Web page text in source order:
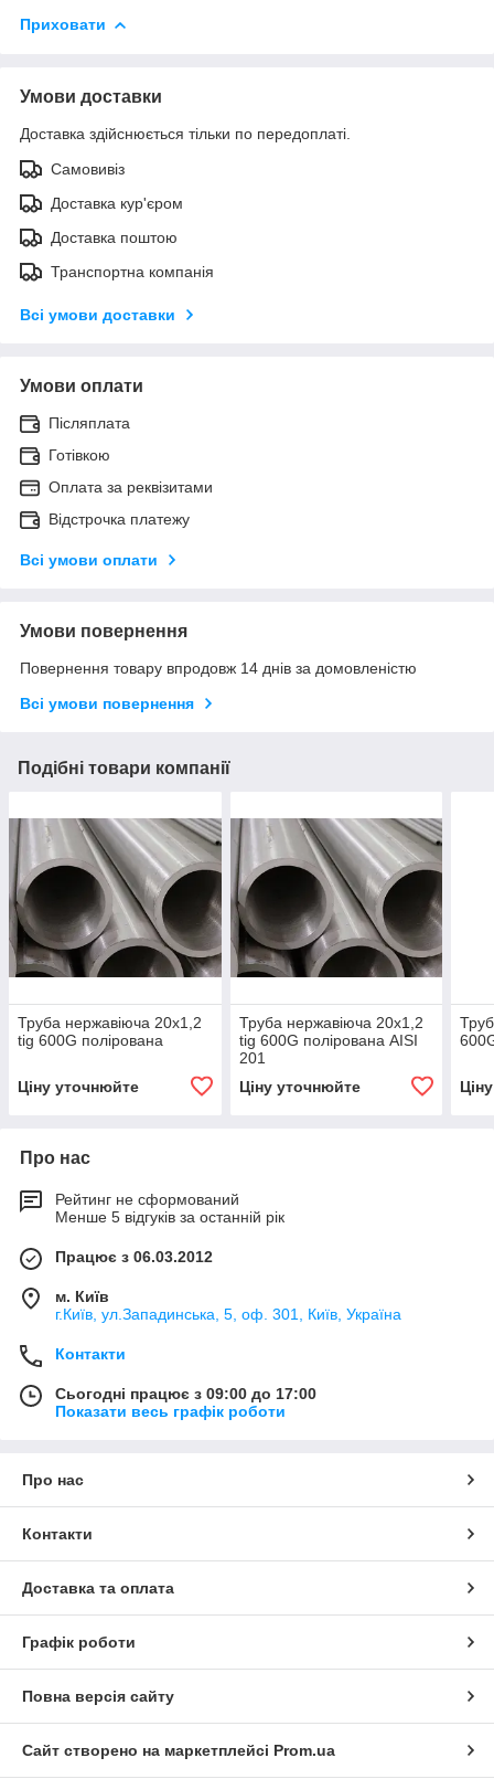
Приховати
Умови доставки
Доставка здійснюється тільки по передоплаті.
Самовивіз
Доставка кур'єром
Доставка поштою
Транспортна компанія
Всі умови доставки
Умови оплати
Післяплата
Готівкою
Оплата за реквізитами
Відстрочка платежу
Всі умови оплати
Умови повернення
Повернення товару впродовж 14 днів за домовленістю
Всі умови повернення
Подібні товари компанії
Труба нержавіюча 20х1,2
tig 600G полірована
Ціну уточнюйте
Труба нержавіюча 20х1,2
tig 600G полірована AISI
201
Ціну уточнюйте
Про нас
Рейтинг не сформований
Менше 5 відгуків за останній рік
Працює з 06.03.2012
м. Київ
г.Київ, ул.Западинська, 5, оф. 301, Київ, Україна
Контакти
Сьогодні працює з 09:00 до 17:00
Показати весь графік роботи
Про нас
Контакти
Доставка та оплата
Графік роботи
Повна версія сайту
Сайт створено на маркетплейсі Prom.ua